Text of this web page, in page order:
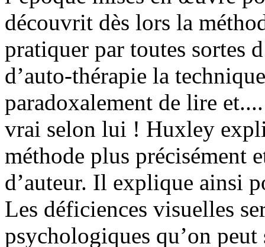
découvrit dès lors la
pratiquer par toutes sortes
d’auto-thérapie la
paradoxalement de lire
vrai selon lui ! Huxley
méthode plus précisément
d’auteur. Il explique ainsi
Les déficiences visuelles
psychologiques qu’on